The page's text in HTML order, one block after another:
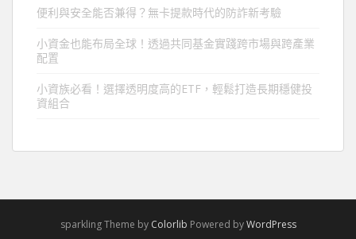
便利與安全能否兼得？無卡提款時代的防詐新考驗
小資金也能布局全球！透過共同基金實踐跨市場與跨產業
配置
小資族必看！選擇透明度高的ETF，輕鬆打造長期穩健投
資組合
sparkling Theme by Colorlib Powered byWordPress